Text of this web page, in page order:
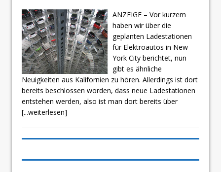
ANZEIGE – Vor kurzem
haben wir über die
geplanten Ladestationen
für Elektroautos in New
York City berichtet, nun
gibt es ähnliche
Neuigkeiten aus Kalifornien zu hören. Allerdings ist dort
bereits beschlossen worden, dass neue Ladestationen
entstehen werden, also ist man dort bereits über
[...weiterlesen]